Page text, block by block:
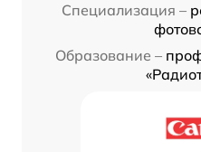
Специализация –
Образование –